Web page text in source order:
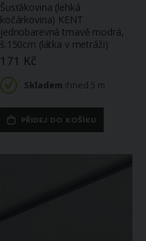
Šusťákovina (lehká
kočárkovina) KENT
jednobarevná tmavě modrá,
š.150cm (látka v metráži)
171 Kč
Skladem ihned 5 m
PŘIDEJ DO KOŠÍKU
Na
objednávku